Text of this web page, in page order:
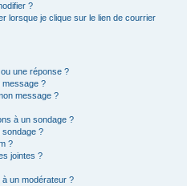
?
lorsque je clique sur le lien de courrier
une réponse ?
message ?
message ?
à un sondage ?
sondage ?
?
jointes ?
un modérateur ?